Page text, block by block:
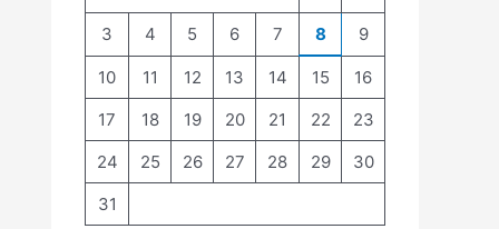
3
4 5 6 7 8 9
10 11 12 13 14 15
16
17
18 19 20 21 22
23
24
25 26 27 28 29
30
31